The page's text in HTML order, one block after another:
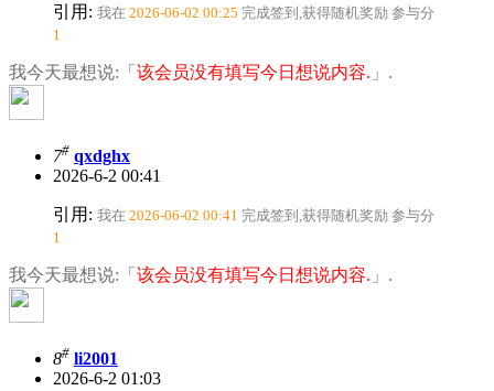
引用: 我在 2026-06-02 00:25 完成签到,获得随机奖励 参与分
1
我今天最想说:「 该会员没有填写今日想说内容. 」.
7# qxdghx
2026-6-2 00:41
引用: 我在 2026-06-02 00:41 完成签到,获得随机奖励 参与分
1
我今天最想说:「 该会员没有填写今日想说内容. 」.
8# li2001
2026-6-2 01:03